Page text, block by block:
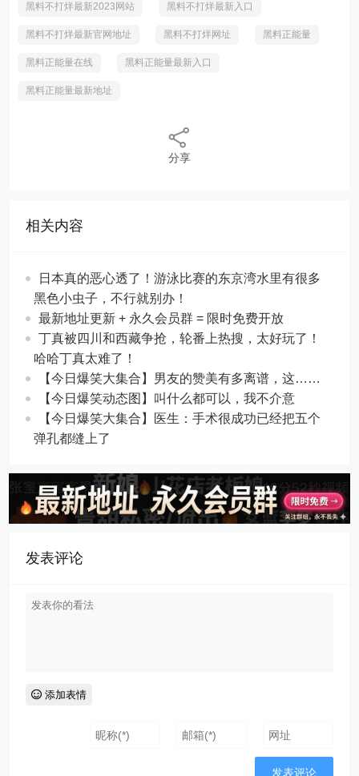
黑料不打烊最新2023网站 黑料不打烊最新入口
黑料不打烊最新官网地址 黑料不打烊网址 黑料正能量
黑料正能量在线 黑料正能量最新入口
黑料正能量最新地址
分享
相关内容
日本真的恶心透了！游泳比赛的东京湾水里有很多
黑色小虫子，不行就别办！
最新地址更新 + 永久会员群 = 限时免费开放
丁真被四川和西藏争抢，轮番上热搜，太好玩了！
哈哈丁真太难了！
【今日爆笑大集合】男友的赞美有多离谱，这……
【今日爆笑动态图】叫什么都可以，我不介意
【今日爆笑大集合】​医生：手术很成功已经把五个
弹孔都缝上了
发表评论
添加表情